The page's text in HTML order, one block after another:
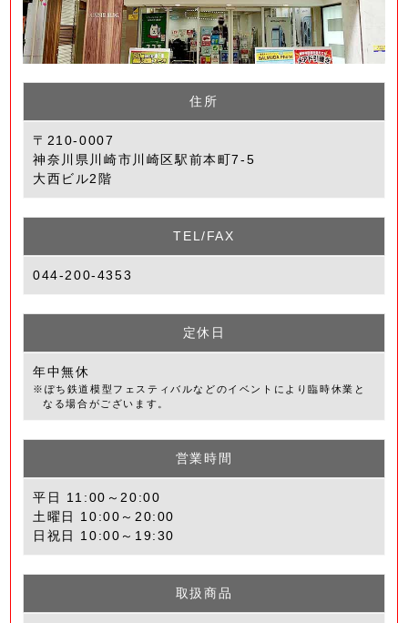
住所
〒210-0007
神奈川県川崎市川崎区駅前本町7-5
大西ビル2階
TEL/FAX
044-200-4353
定休日
年中無休
※ぽち鉄道模型フェスティバルなどのイベントにより臨時休業と
なる場合がございます。
営業時間
平日 11:00～20:00
土曜日 10:00～20:00
日祝日 10:00～19:30
取扱商品